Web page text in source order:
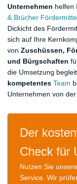
Unternehmen helfen
& Brücher
Dickicht des
sich auf Ihre
von Zuschüssen,
und Bürgschaften
die Umsetzung
kompetentes Team
Unternehmen von der
Der
Check für
Nutzen Sie
Service. Wir